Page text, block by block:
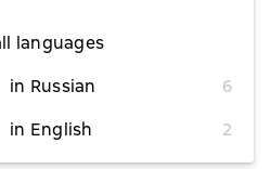
languages
in Russian
6
in English
2
работы.
команду,